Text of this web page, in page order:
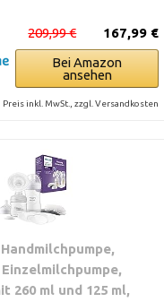
167,99 €
209,99 €
Bei Amazon
ansehen
Preis inkl. MwSt., zzgl. Versandkosten
260 ml und 125 ml,